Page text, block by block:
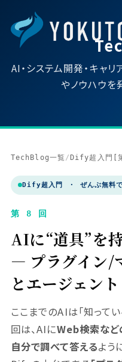
AI・システム開発・キャ
やノウハウを
TechBlog一覧/ Dify超入門[
Dify超入門 ・ ぜんぶ無料で
第 8 回
AIに“道具”を
― プラグイン/
とエージェント
ここまでのAIは「知って
回は、AIにWeb検索など
自分で調べて答えるよう